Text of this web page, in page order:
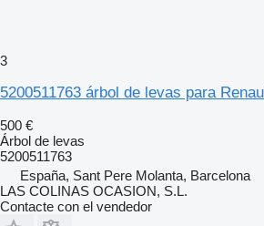
3
5200511763 árbol de levas para
500 €
Árbol de levas
5200511763
España, Sant Pere Molanta, Barcelona
LAS COLINAS OCASION, S.L.
Contacte con el vendedor